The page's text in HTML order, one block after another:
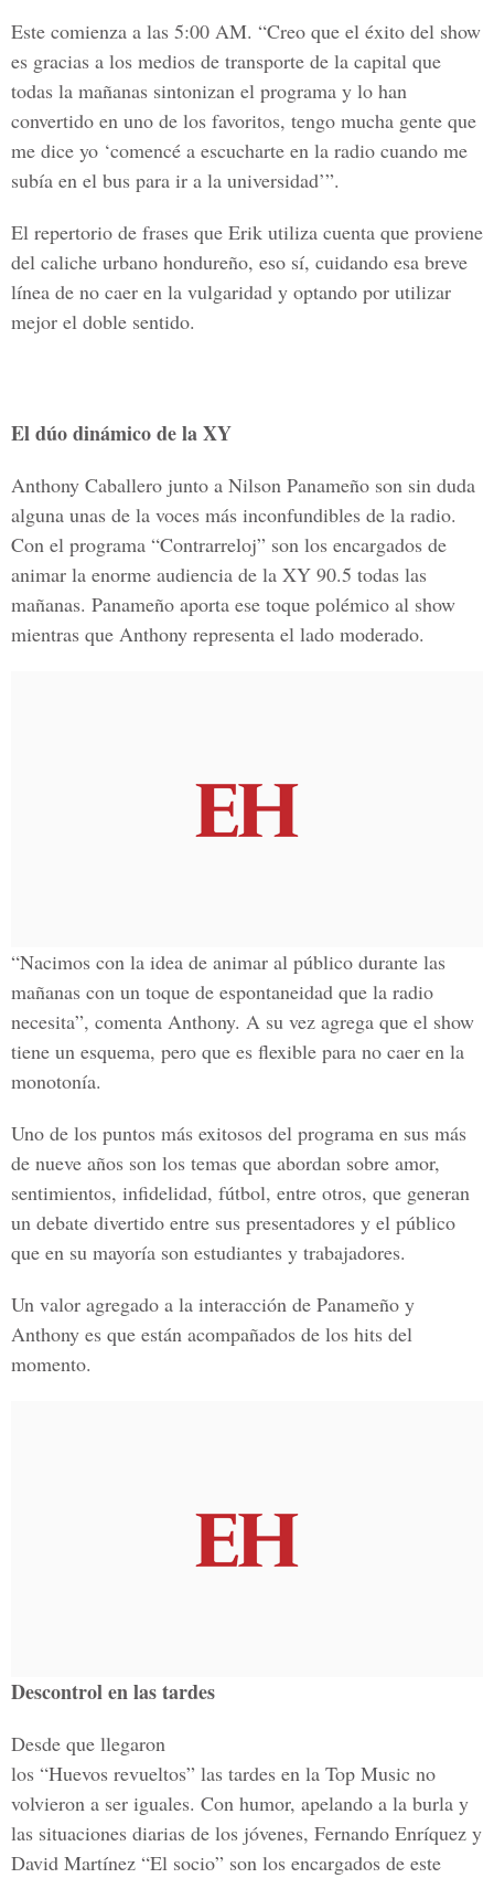
Este comienza a las 5:00 AM. “Creo que el éxito del show
es gracias a los medios de transporte de la capital que
todas la mañanas sintonizan el programa y lo han
convertido en uno de los favoritos, tengo mucha gente que
me dice yo ‘comencé a escucharte en la radio cuando me
subía en el bus para ir a la universidad’”.
El repertorio de frases que Erik utiliza cuenta que proviene
del caliche urbano hondureño, eso sí, cuidando esa breve
línea de no caer en la vulgaridad y optando por utilizar
mejor el doble sentido.
El dúo dinámico de la XY
Anthony Caballero junto a Nilson Panameño son sin duda
alguna unas de la voces más inconfundibles de la radio.
Con el programa “Contrarreloj” son los encargados de
animar la enorme audiencia de la XY 90.5 todas las
mañanas. Panameño aporta ese toque polémico al show
mientras que Anthony representa el lado moderado.
“Nacimos con la idea de animar al público durante las
mañanas con un toque de espontaneidad que la radio
necesita”, comenta Anthony. A su vez agrega que el show
tiene un esquema, pero que es flexible para no caer en la
monotonía.
Uno de los puntos más exitosos del programa en sus más
de nueve años son los temas que abordan sobre amor,
sentimientos, infidelidad, fútbol, entre otros, que generan
un debate divertido entre sus presentadores y el público
que en su mayoría son estudiantes y trabajadores.
Un valor agregado a la interacción de Panameño y
Anthony es que están acompañados de los hits del
momento.
Descontrol en las tardes
Desde que llegaron
los “Huevos revueltos” las tardes en la Top Music no
volvieron a ser iguales. Con humor, apelando a la burla y
las situaciones diarias de los jóvenes, Fernando Enríquez y
David Martínez “El socio” son los encargados de este